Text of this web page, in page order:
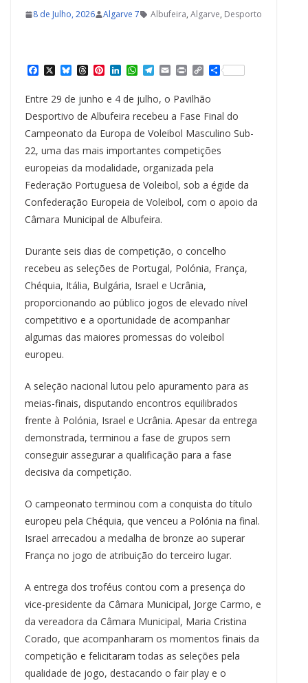
8 de Julho, 2026 Algarve 7 Albufeira, Algarve, Desporto
e
b
o
o
k
X B
e
s
y
T
r
e
a
s
P
t
e
e
s
t
L
n
k
e
I
n
W
a
t
s
p
p
T
e
g
a
m
E
a
l
P
n
t
C
p
y
L
n
k
S
e
Entre 29 de junho e 4 de julho, o Pavilhão
Desportivo de Albufeira recebeu a Fase Final do
Campeonato da Europa de Voleibol Masculino Sub-
22, uma das mais importantes competições
europeias da modalidade, organizada pela
Federação Portuguesa de Voleibol, sob a égide da
Confederação Europeia de Voleibol, com o apoio da
Câmara Municipal de Albufeira.
Durante seis dias de competição, o concelho
recebeu as seleções de Portugal, Polónia, França,
Chéquia, Itália, Bulgária, Israel e Ucrânia,
proporcionando ao público jogos de elevado nível
competitivo e a oportunidade de acompanhar
algumas das maiores promessas do voleibol
europeu.
A seleção nacional lutou pelo apuramento para as
meias-finais, disputando encontros equilibrados
frente à Polónia, Israel e Ucrânia. Apesar da entrega
demonstrada, terminou a fase de grupos sem
conseguir assegurar a qualificação para a fase
decisiva da competição.
O campeonato terminou com a conquista do título
europeu pela Chéquia, que venceu a Polónia na final.
Israel arrecadou a medalha de bronze ao superar
França no jogo de atribuição do terceiro lugar.
A entrega dos troféus contou com a presença do
vice-presidente da Câmara Municipal, Jorge Carmo, e
da vereadora da Câmara Municipal, Maria Cristina
Corado, que acompanharam os momentos finais da
competição e felicitaram todas as seleções pela
qualidade de jogo, destacando o fair play e o